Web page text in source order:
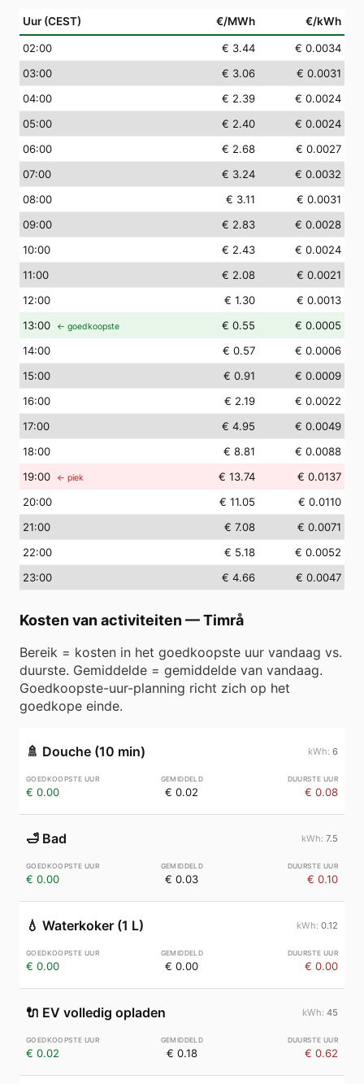
Uur (CEST) €/MWh €/kWh
02:00 € 3.44
€ 0.0034
03:00 € 3.06
€ 0.0031
04:00 € 2.39
€ 0.0024
05:00 € 2.40
€ 0.0024
06:00 € 2.68
€ 0.0027
07:00 € 3.24
€ 0.0032
08:00 € 3.11
€ 0.0031
09:00 € 2.83
€ 0.0028
10:00 € 2.43
€ 0.0024
11:00 € 2.08
€ 0.0021
12:00 € 1.30
€ 0.0013
13:00 ← goedkoopste € 0.55
€ 0.0005
14:00 € 0.57
€ 0.0006
15:00 € 0.91
€ 0.0009
16:00 € 2.19
€ 0.0022
17:00 € 4.95
€ 0.0049
18:00 € 8.81
€ 0.0088
19:00 ← piek € 13.74
€ 0.0137
20:00 € 11.05
€ 0.0110
21:00 € 7.08
€ 0.0071
22:00 € 5.18
€ 0.0052
23:00 € 4.66 € 0.0047
Kosten van activiteiten —Timrå
Bereik = kosten in het goedkoopste uur vandaag vs.
duurste. Gemiddelde = gemiddelde van vandaag.
Goedkoopste-uur-planning richt zich op het
goedkope einde.
🚿 Douche (10 min) 6
€ 0.00 € 0.02 € 0.08
🛁 Bad 7.5
€ 0.00 € 0.03 € 0.10
💧 Waterkoker (1 L) 0.12
€ 0.00 € 0.00 € 0.00
🔌 EV volledig opladen 45
€ 0.02 € 0.18 € 0.62